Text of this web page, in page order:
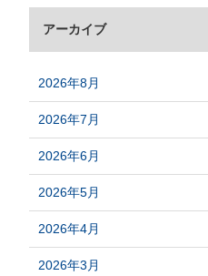
アーカイブ
2026年8月
2026年7月
2026年6月
2026年5月
2026年4月
2026年3月